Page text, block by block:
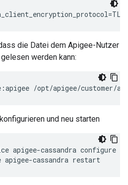
die Datei dem Apigee-Nutzer
werden kann:
/opt/apigee/customer/
und neu starten
apigee-cassandra configure